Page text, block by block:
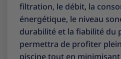
filtration, le débit, la
énergétique, le niveau
durabilité et la fiabilité du
permettra de profiter
piscine tout en